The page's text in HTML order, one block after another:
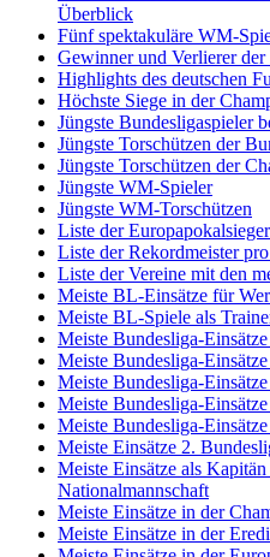
Überblick
Fünf spektakuläre WM-
Gewinner und Verlierer
Highlights des deutschen
Höchste Siege in der
Jüngste Bundesligaspieler
Jüngste Torschützen der
Jüngste Torschützen der
Jüngste WM-Spieler
Jüngste WM-Torschützen
Liste der
Liste der Rekordmeister
Liste der Vereine mit den
Meiste BL-Einsätze für
Meiste BL-Spiele als
Meiste Bundesliga-
Meiste Bundesliga-
Meiste Bundesliga-
Meiste Bundesliga-
Meiste Bundesliga-
Meiste Einsätze 2.
Meiste Einsätze als Kapitän
Nationalmannschaft
Meiste Einsätze in der
Meiste Einsätze in der